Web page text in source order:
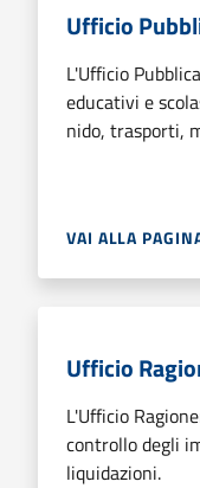
Ufficio
L'Ufficio
educativi e
nido, trasporti,
VAI ALLA
Ufficio
L'Ufficio
controllo degli
liquidazioni.